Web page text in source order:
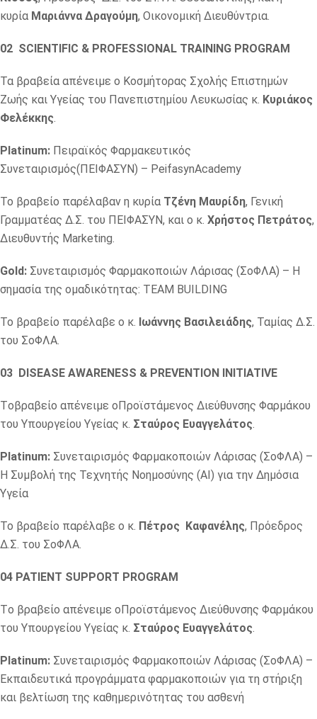
κυρία Μαριάννα Δραγούμη, Οικονομική Διευθύντρια.
02 SCIENTIFIC & PROFESSIONAL TRAINING PROGRAM
Τα βραβεία απένειμε ο Κοσμήτορας Σχολής Επιστημών
Ζωής και Υγείας του Πανεπιστημίου Λευκωσίας κ. Κυριάκος
Φελέκκης
Platinum: Πειραϊκός Φαρμακευτικός
Συνεταιρισμός(ΠΕΙΦΑΣΥΝ) – PeifasynAcademy
Το βραβείο παρέλαβαν η κυρία Τζένη Μαυρίδη, Γενική
Γραμματέας Δ.Σ. του ΠΕΙΦΑΣΥΝ, και ο κ. Χρήστος Πετράτος,
Διευθυντής Marketing.
Gold: Συνεταιρισμός Φαρμακοποιών Λάρισας (ΣoΦΛΑ) – Η
σημασία της ομαδικότητας: TEAM BUILDING
Το βραβείο παρέλαβε ο κ. Ιωάννης Βασιλειάδης, Ταμίας Δ.Σ.
του ΣoΦΛΑ.
03 DISEASE AWARENESS & PREVENTION INITIATIVE
Τoβραβείo απένειμε oΠροϊστάμενος Διεύθυνσης Φαρμάκου
του Υπουργείου Υγείας κ. Σταύρος Ευαγγελάτος
Platinum: Συνεταιρισμός Φαρμακοποιών Λάρισας (ΣοΦΛΑ) –
Η Συμβολή της Τεχνητής Νοημοσύνης (ΑΙ) για την Δημόσια
Υγεία
Το βραβείο παρέλαβε ο κ. Πέτρος Καφανέλης, Πρόεδρος
Δ.Σ. του ΣοΦΛΑ.
04 PATIENT SUPPORT PROGRAM
Τo βραβείo απένειμε oΠροϊστάμενος Διεύθυνσης Φαρμάκου
του Υπουργείου Υγείας κ. Σταύρος Ευαγγελάτος
Platinum: Συνεταιρισμός Φαρμακοποιών Λάρισας (ΣοΦΛΑ) –
Εκπαιδευτικά προγράμματα φαρμακοποιών για τη στήριξη
και βελτίωση της καθημερινότητας του ασθενή